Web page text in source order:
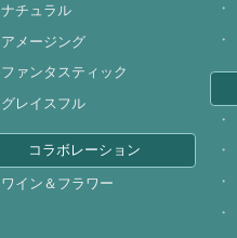
ナチュラル
アメージング
ファンタスティック
グレイスフル
コラボレーション
ワイン＆フラワー